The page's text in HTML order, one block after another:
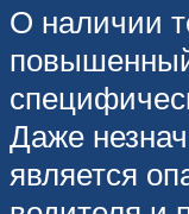
О наличии
Даже
является